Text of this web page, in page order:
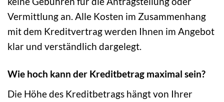
Vermittlung an. Alle Kosten im Zusammenhang
mit dem Kreditvertrag werden Ihnen im Angebot
klar und verständlich dargelegt.
Wie hoch kann der Kreditbetrag maximal sein?
Die Höhe des Kreditbetrags hängt von Ihrer